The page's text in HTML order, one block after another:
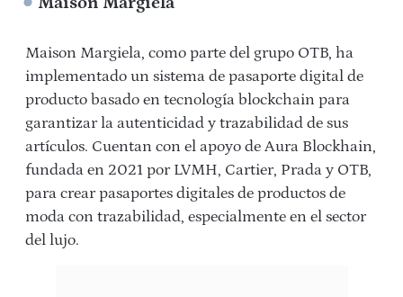
Maison Margiela, como parte del grupo OTB, ha
implementado un sistema de pasaporte digital de
producto basado en tecnología blockchain para
garantizar la autenticidad y trazabilidad de sus
artículos. Cuentan con el apoyo de Aura Blockhain,
fundada en 2021 por LVMH, Cartier, Prada y OTB,
para crear pasaportes digitales de productos de
moda con trazabilidad, especialmente en el sector
del lujo.